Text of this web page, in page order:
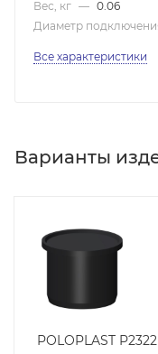
Вес, кг — 0.06
Диаметр
Все характеристики
Варианты
POLOPLAST